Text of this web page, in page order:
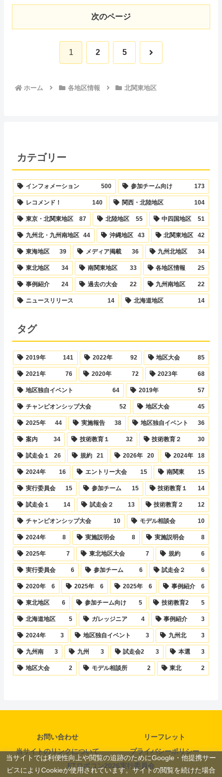
次のページ
1 2 5 次
ホーム 各地区情報 北関東地区
カテゴリー
インフォメーション 500 参加チーム向け 173
レコメンド！ 140 関西・北陸地区 104
東京・北関東地区 87 北陸地区 55 中四国地区 51
九州北・九州南地区 44 沖縄地区 43 北関東地区 42
東海地区 39 メディア掲載 36 九州北地区 34
東北地区 34 南関東地区 33 各地区情報 25
事例紹介 24 過去の大会 22 九州南地区 22
ニュースリリース 14 北海道地区 14
タグ
2019年 141 2022年 92 地区大会 85
2021年 76 2020年 72 2023年 68
地区独自イベント 64 2019年 57
チャンピオンシップ大会 52 地区大会 45
2025年 44 実施報告 38 地区独自イベント 36
案内 34 技術教育１ 32 技術教育２ 30
試走会１ 26 規約 21 2026年 20 2024年 18
2024年 16 エントリー大会 15 南関東 15
実行委員会 15 参加チーム 15 技術教育１ 14
試走会１ 14 試走会２ 13 技術教育２ 12
チャンピオンシップ大会 10 モデル相談会 10
2024年 8 実施説明会 8 実施説明会 8
2025年 7 東北地区大会 7 規約 6
実行委員会 6 参加チーム 6 試走会２ 6
2020年 6 2025年 6 2025年 6 事例紹介 6
東北地区 6 参加チーム向け 5 技術教育2 5
北海道地区 5 ガレッジニア 4 事例紹介 3
2024年 3 地区独自イベント 3 九州北 3
九州南 3 九州 3 試走会2 3 本選 3
地区大会 2 モデル相談所 2 東北 2
お問い合わせ
リーフレット
当サイトのリンクについて
プライバシーポリシー
ETロボコン2026実行委員会
当サイトでは利便性向上や閲覧の追跡のためにGoogle・他提携サー
ビスによりCookieが使用されています。サイトの閲覧を続けた場合